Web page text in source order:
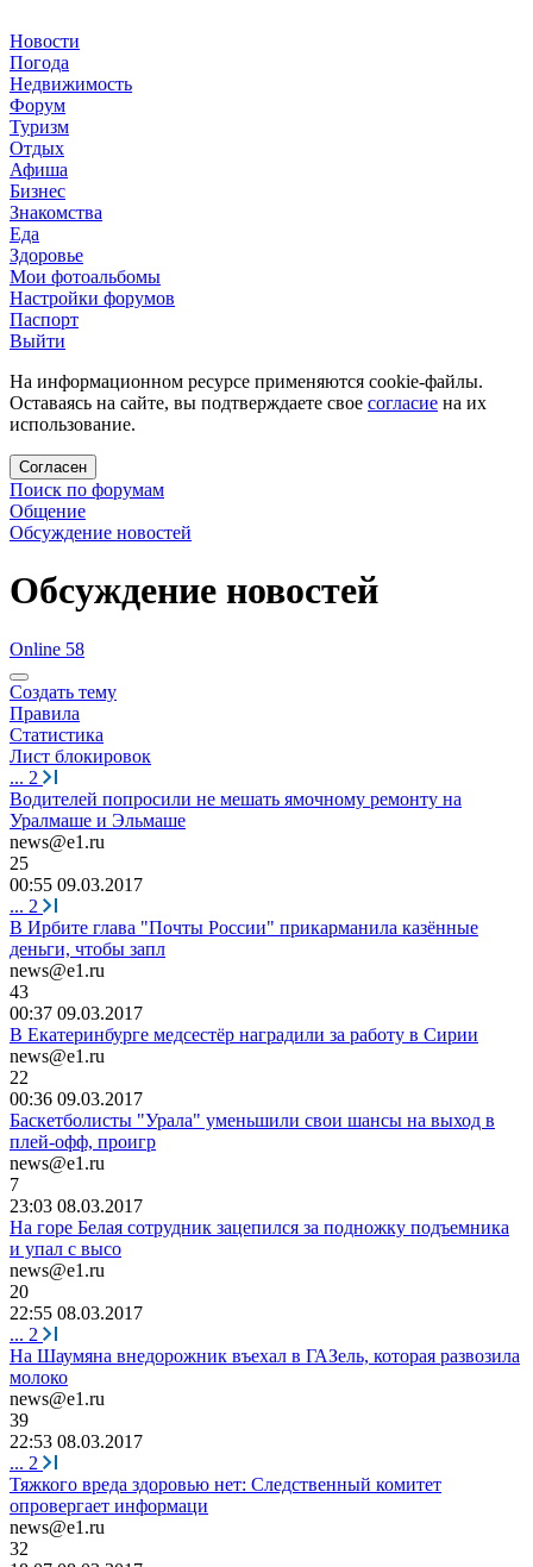
Новости
Погода
Недвижимость
Форум
Туризм
Отдых
Афиша
Бизнес
Знакомства
Еда
Здоровье
Мои фотоальбомы
Настройки форумов
Паспорт
Выйти
На информационном ресурсе применяются cookie-файлы.
Оставаясь на сайте, вы подтверждаете свое согласие на их
использование.
Согласен
Поиск по форумам
Общение
Обсуждение новостей
Обсуждение новостей
Online 58
Создать тему
Правила
Статистика
Лист блокировок
... 2
Водителей попросили не мешать ямочному ремонту на
Уралмаше и Эльмаше
news@e1.ru
25
00:55 09.03.2017
... 2
В Ирбите глава "Почты России" прикарманила казённые
деньги, чтобы запл
news@e1.ru
43
00:37 09.03.2017
В Екатеринбурге медсестёр наградили за работу в Сирии
news@e1.ru
22
00:36 09.03.2017
Баскетболисты "Урала" уменьшили свои шансы на выход в
плей-офф, проигр
news@e1.ru
7
23:03 08.03.2017
На горе Белая сотрудник зацепился за подножку подъемника
и упал с высо
news@e1.ru
20
22:55 08.03.2017
... 2
На Шаумяна внедорожник въехал в ГАЗель, которая развозила
молоко
news@e1.ru
39
22:53 08.03.2017
... 2
Тяжкого вреда здоровью нет: Следственный комитет
опровергает информаци
news@e1.ru
32